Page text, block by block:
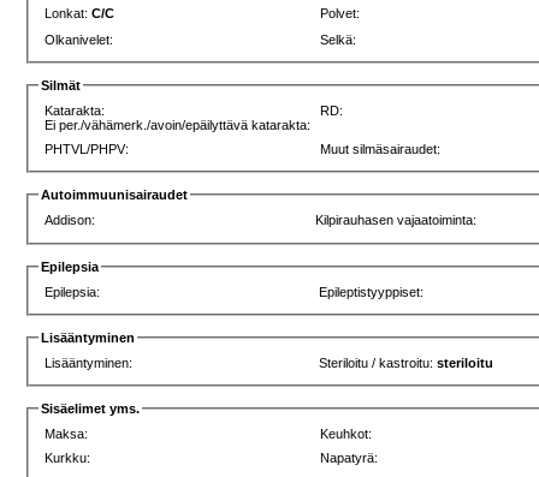
Lonkat:C/C
Polvet:
Olkanivelet:
Selkä:
Silmät
Katarakta:
Ei per./vähämerk./avoin/epäilyttävä katarakta:
RD:
PHTVL/PHPV: Muut silmäsairaudet:
Autoimmuunisairaudet
Addison:
Kilpirauhasen vajaatoiminta:
Epilepsia
Epilepsia:
Epileptistyyppiset:
Lisääntyminen
Lisääntyminen:
Steriloitu / kastroitu:steriloitu
Sisäelimet yms.
Maksa:
Keuhkot:
Kurkku:
Napatyrä: